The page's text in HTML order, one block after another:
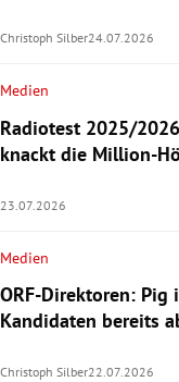
Christoph Silber24.07.2026
Medien
Radiotest 2025/
knackt die Million-
23.07.2026
Medien
ORF-Direktoren:
Kandidaten bereits
Christoph Silber22.07.2026